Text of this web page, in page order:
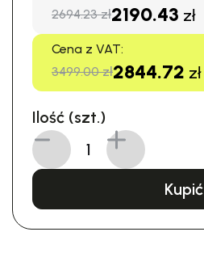
2694.23 zł2190.43 zł
Cena z VAT:
3499.00 zł2844.72 zł
Ilość (szt.)
Kupić